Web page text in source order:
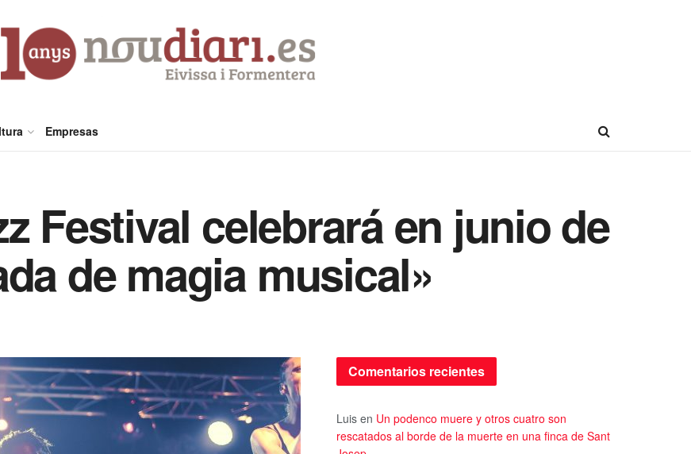
Empresas
Festival celebrará en junio de
de magia musical»
Comentarios recientes
Luis en Un podenco muere y otros cuatro son
rescatados al borde de la muerte en una finca de Sant